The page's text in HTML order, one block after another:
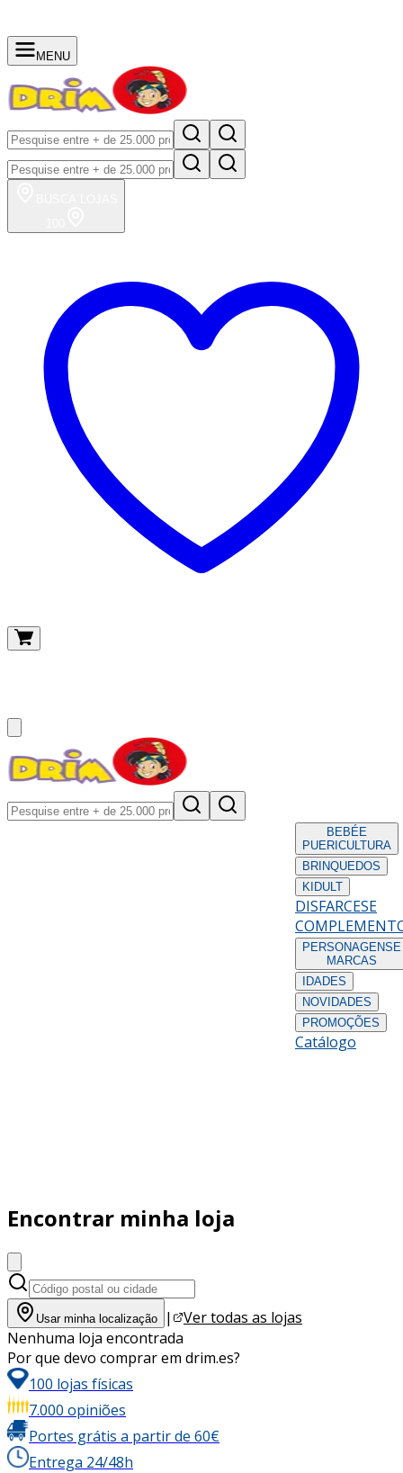
MENU
BEBÉE
PUERICULTURA
BRINQUEDOS
KIDULT
DISFARCESE
PERSONAGENS E
MARCAS
IDADES
NOVIDADES
PROMOÇÕES
Catálogo
Encontrar minha loja
Usar minha localização |
Ver todas as lojas
Nenhuma loja encontrada
Por que devo comprar em drim.es?
100 lojas físicas
7.000 opiniões
Portes grátis a partir de 60€
Entrega 24/48h